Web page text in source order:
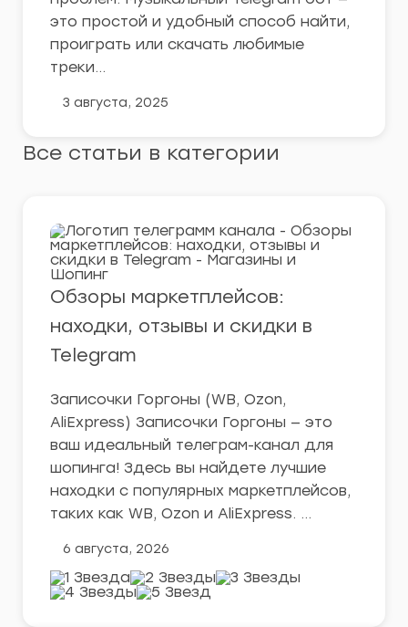
это простой и удобный способ найти,
проиграть или скачать любимые
треки…
3 августа, 2025
Все статьи в категории
Обзоры маркетплейсов:
находки, отзывы и скидки в
Telegram
Записочки Горгоны (WB, Ozon,
AliExpress) Записочки Горгоны — это
ваш идеальный телеграм-канал для
шопинга! Здесь вы найдете лучшие
находки с популярных маркетплейсов,
таких как WB, Ozon и AliExpress. …
6 августа, 2026